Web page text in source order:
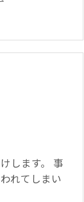
します。 事
れてしまい